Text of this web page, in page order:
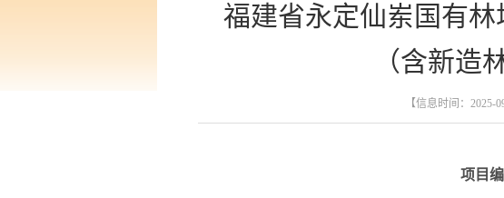
福建省永定仙岽国有
（含新造
【信息时间：2025-
项 目